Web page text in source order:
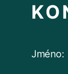
Jméno: